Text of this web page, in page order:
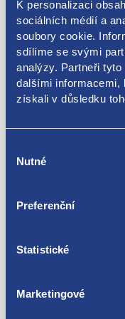
K personalizaci
sociálních médií a
soubory cookie.
sdílíme se svými
analýzy. Partneři
dalšími informacemi,
získali v důsledku
souhlasu
Nutné
Preferenční
Statistické
Marketingové
Kódy produktu
Renault Clio II 1998
Renault Clio III 2005
Renault Clio III 2009